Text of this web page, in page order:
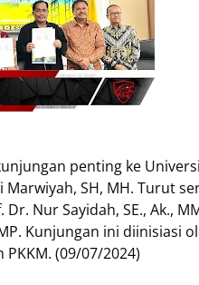
penting ke
SH, MH. Turut
Nur Sayidah, SE., Ak.,
Kunjungan ini diinisiasi
(09/07/2024)